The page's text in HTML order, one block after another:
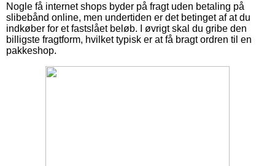
Nogle få internet shops byder på fragt uden betaling på
slibebånd online, men undertiden er det betinget af at du
indkøber for et fastslået beløb. I øvrigt skal du gribe den
billigste fragtform, hvilket typisk er at få bragt ordren til en
pakkeshop.